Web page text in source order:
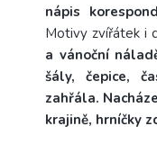
nápis
Motivy zvířátek i
a vánoční
šály, čepice,
zahřála.
krajině, hrníčky